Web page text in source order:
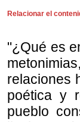
Relacionar el
"¿Qué es
relaciones
poética y
pueblo